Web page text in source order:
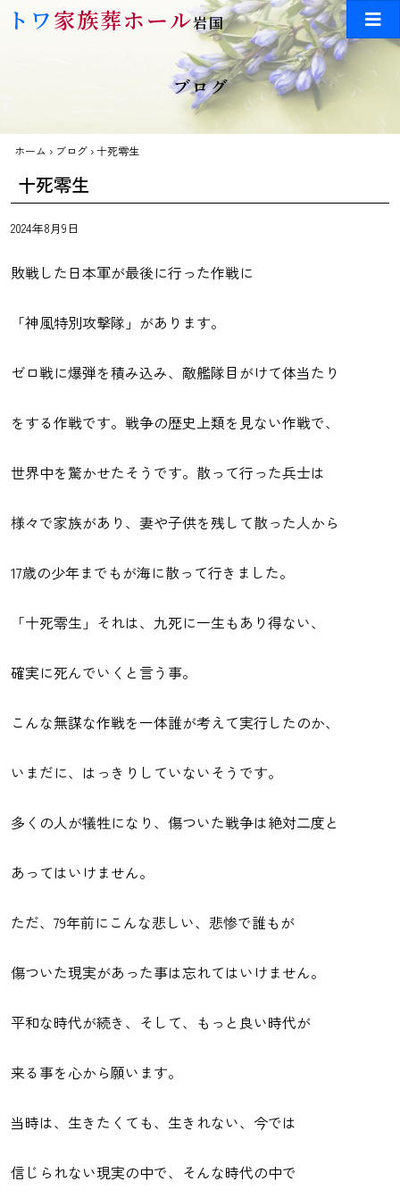
Skip to main content
トワ家族葬ホール岩国
ブログ
ホーム › ブログ ›十死零生
十死零生
2024年8月9日
敗戦した日本軍が最後に行った作戦に
「神風特別攻撃隊」があります。
ゼロ戦に爆弾を積み込み、敵艦隊目がけて体当たり
をする作戦です。戦争の歴史上類を見ない作戦で、
世界中を驚かせたそうです。散って行った兵士は
様々で家族があり、妻や子供を残して散った人から
17歳の少年までもが海に散って行きました。
「十死零生」それは、九死に一生もあり得ない、
確実に死んでいくと言う事。
こんな無謀な作戦を一体誰が考えて実行したのか、
いまだに、はっきりしていないそうです。
多くの人が犠牲になり、傷ついた戦争は絶対二度と
あってはいけません。
ただ、79年前にこんな悲しい、悲惨で誰もが
傷ついた現実があった事は忘れてはいけません。
平和な時代が続き、そして、もっと良い時代が
来る事を心から願います。
当時は、生きたくても、生きれない、今では
信じられない現実の中で、そんな時代の中で